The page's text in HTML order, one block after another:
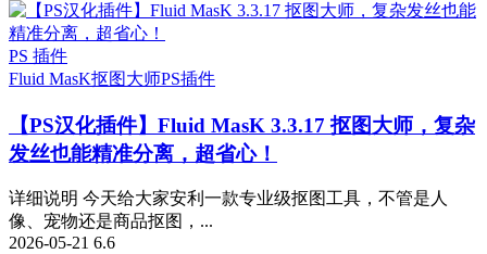
PS 插件
Fluid MasK抠图大师PS插件
【PS汉化插件】Fluid MasK 3.3.17 抠图大师，复杂
发丝也能精准分离，超省心！
详细说明 今天给大家安利一款专业级抠图工具，不管是人
像、宠物还是商品抠图，...
2026-05-21 6.6